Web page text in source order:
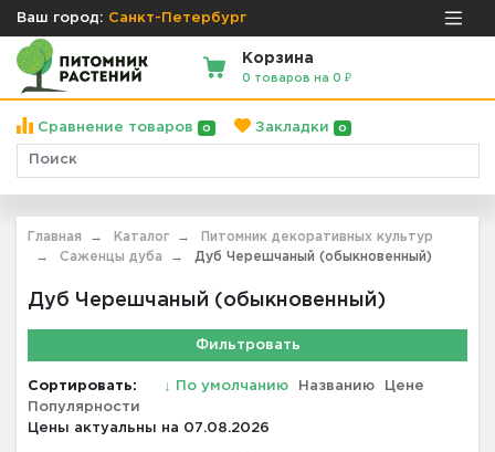
Ваш город: Санкт-Петербург
Корзина
0 товаров на 0 ₽
Сравнение товаров 0 Закладки 0
Главная Каталог
Питомник декоративных культур
Саженцы дуба
Дуб Черешчаный (обыкновенный)
Дуб Черешчаный (обыкновенный)
Фильтровать
Сортировать: ↓ По умолчанию Названию
Цене
Популярности
Цены актуальны на 07.08.2026